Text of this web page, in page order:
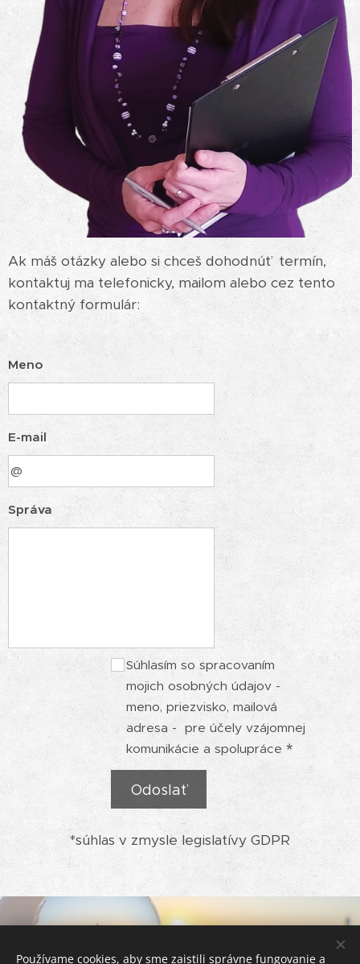
Ak máš otázky alebo si chceš dohodnúť termín,
kontaktuj ma telefonicky, mailom alebo cez tento
kontaktný formulár:
Meno
E-mail
Správa
Súhlasím so spracovaním
mojich osobných údajov -
meno, priezvisko, mailová
adresa - pre účely vzájomnej
komunikácie a spolupráce
Odoslať
*súhlas v zmysle legislatívy GDPR
Teším sa na stretnutie s Tebou!
Používame cookies, aby sme zaistili správne fungovanie a